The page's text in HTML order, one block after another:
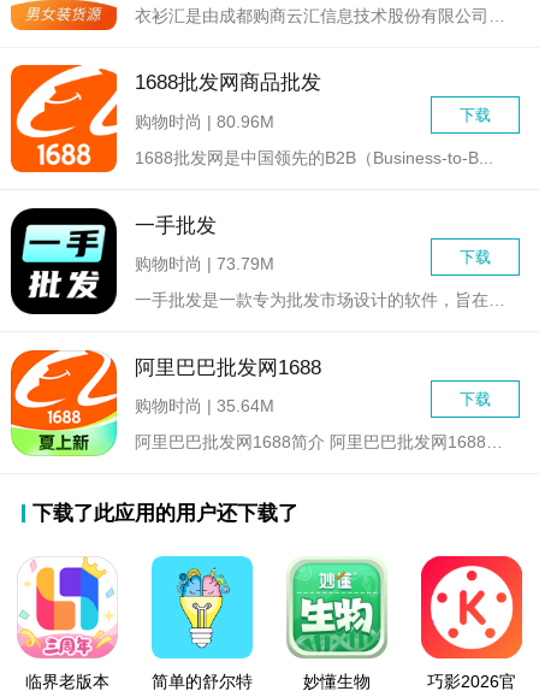
1688批发网商品批发
下载
购物时尚 | 80.96M
1688批发网是中国领先的B2B（Business-to-B...
一手批发
下载
购物时尚 | 73.79M
一手批发是一款专为批发市场设计的软件，旨在帮助批发商、零售商...
阿里巴巴批发网1688
下载
购物时尚 | 35.64M
阿里巴巴批发网1688简介 阿里巴巴批发网1688是全...
下载了此应用的用户还下载了
临界老版本 简单的舒尔特 妙懂生物 巧影2026官